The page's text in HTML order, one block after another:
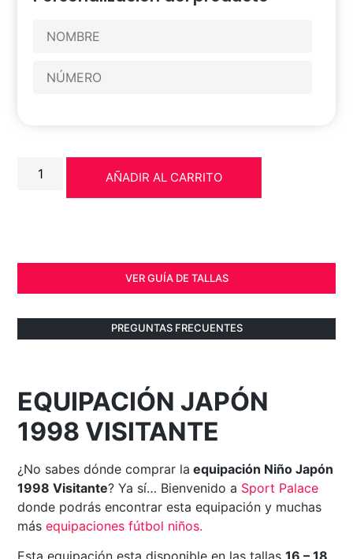
AÑADIR AL CARRITO
VER GUÍA DE TALLAS
PREGUNTAS FRECUENTES
EQUIPACIÓN JAPÓN
1998 VISITANTE
¿No sabes dónde comprar la equipación Niño Japón
1998 Visitante? Ya sí… Bienvenido a Sport Palace
donde podrás encontrar esta equipación y muchas
másequipaciones fútbol niños.